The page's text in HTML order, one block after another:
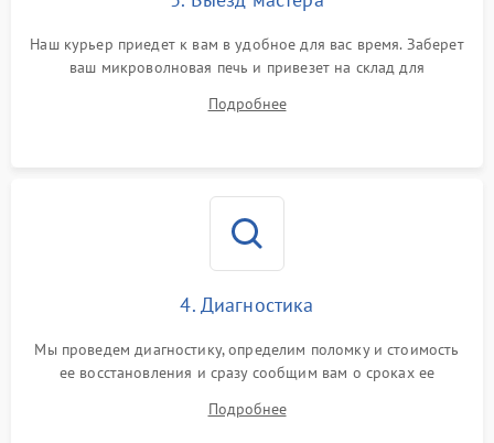
Наш курьер приедет к вам в удобное для вас время. Заберет
ваш микроволновая печь и привезет на склад для
Подробнее
4. Диагностика
Мы проведем диагностику, определим поломку и стоимость
ее восстановления и сразу сообщим вам о сроках ее
Подробнее